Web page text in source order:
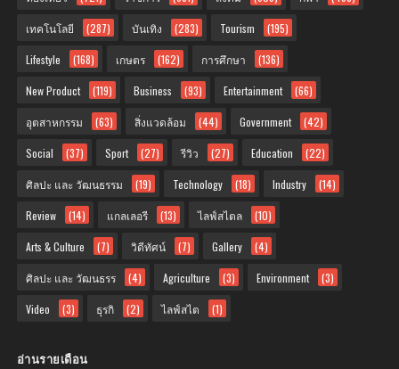
เทคโนโลยี (287) บันเทิง (283) Tourism (195)
Lifestyle (168) เกษตร (162) การศึกษา (136)
New Product (119) Business (93) Entertainment (66)
อุตสาหกรรม (63) สิ่งแวดล้อม (44) Government (42)
Social (37) Sport (27) รีวิว (27) Education (22)
ศิลปะ และ วัฒนธรรม (19) Technology (18) Industry (14)
Review (14) แกลเลอรี (13) ไลฟ์สไตล (10)
Arts & Culture (7) วิดีทัศน์ (7) Gallery (4)
ศิลปะ และ วัฒนธรร (4) Agriculture (3) Environment (3)
Video (3) ธุรกิ (2) ไลฟ์สไต (1)
อ่านรายเดือน